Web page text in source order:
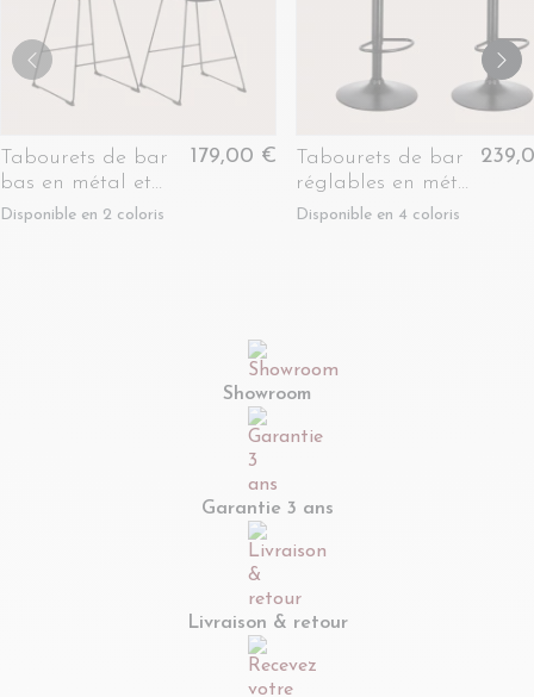
Tabourets de bar
bas en métal et
simili (lot de 2) -
Disponible en 2 coloris
179,00 €
Tabourets de bar
réglables en métal
noir et tissu (lot de
Disponible en 4 coloris
Showroom
Garantie 3 ans
Livraison & retour